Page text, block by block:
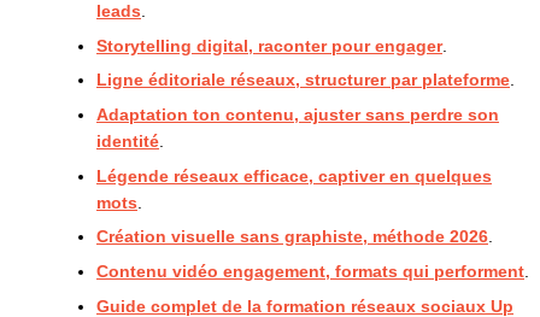
leads
Storytelling digital, raconter pour engager.
Ligne éditoriale réseaux, structurer par plateforme.
Adaptation ton contenu, ajuster sans perdre son
identité
Légende réseaux efficace, captiver en quelques
mots
Création visuelle sans graphiste, méthode 2026.
Contenu vidéo engagement, formats qui performent
Guide complet de la formation réseaux sociaux Up